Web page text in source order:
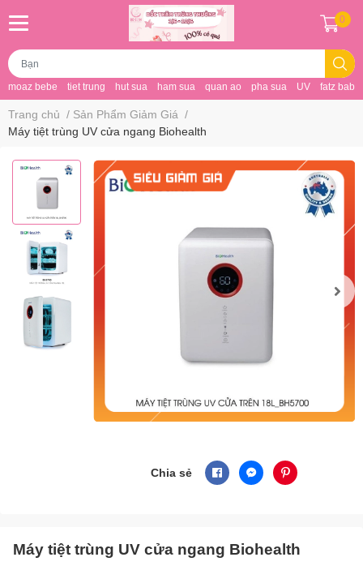
moaz bebe tiet trung hut sua ham sua quan ao pha sua UV fatz baby
0
Trang chủ / Sản Phẩm Giảm Giá /
Máy tiệt trùng UV cửa ngang Biohealth
Chia sẻ
Máy tiệt trùng UV cửa ngang Biohealth